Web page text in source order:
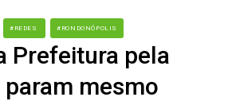
#REDES #RONDONÓPOLIS
Prefeitura pela
mesmo